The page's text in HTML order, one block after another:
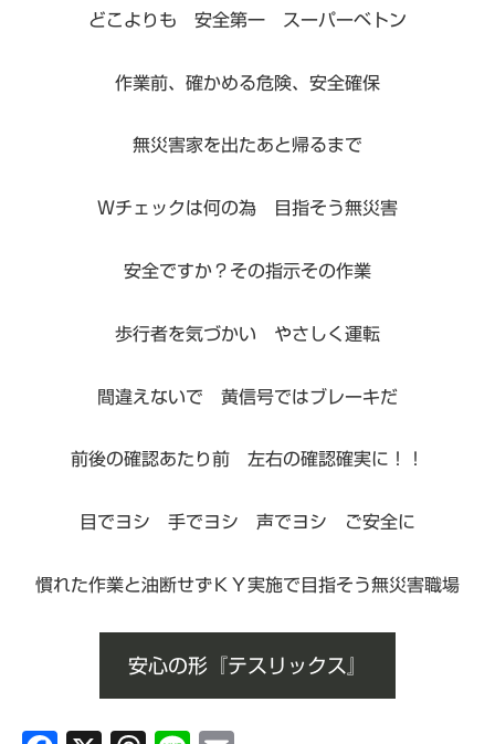
どこよりも 安全第一 スーパーベトン
作業前、確かめる危険、安全確保
無災害家を出たあと帰るまで
Wチェックは何の為 目指そう無災害
安全ですか？その指示その作業
歩行者を気づかい やさしく運転
間違えないで 黄信号ではブレーキだ
前後の確認あたり前 左右の確認確実に！！
目でヨシ 手でヨシ 声でヨシ ご安全に
慣れた作業と油断せずＫＹ実施で目指そう無災害職場
安心の形『テスリックス』